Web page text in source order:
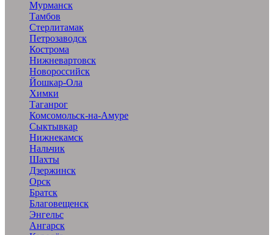
Мурманск
Тамбов
Стерлитамак
Петрозаводск
Кострома
Нижневартовск
Новороссийск
Йошкар-Ола
Химки
Таганрог
Комсомольск-на-Амуре
Сыктывкар
Нижнекамск
Нальчик
Шахты
Дзержинск
Орск
Братск
Благовещенск
Энгельс
Ангарск